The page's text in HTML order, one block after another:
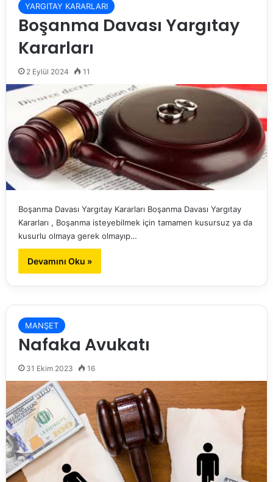
YARGITAY KARARLARI
Boşanma Davası Yargıtay
Kararları
2 Eylül 2024 11
Boşanma Davası Yargıtay Kararları Boşanma Davası Yargıtay
Kararları , Boşanma isteyebilmek için tamamen kusursuz ya da
kusurlu olmaya gerek olmayıp…
Devamını Oku »
MANŞET
Nafaka Avukatı
31 Ekim 2023 16